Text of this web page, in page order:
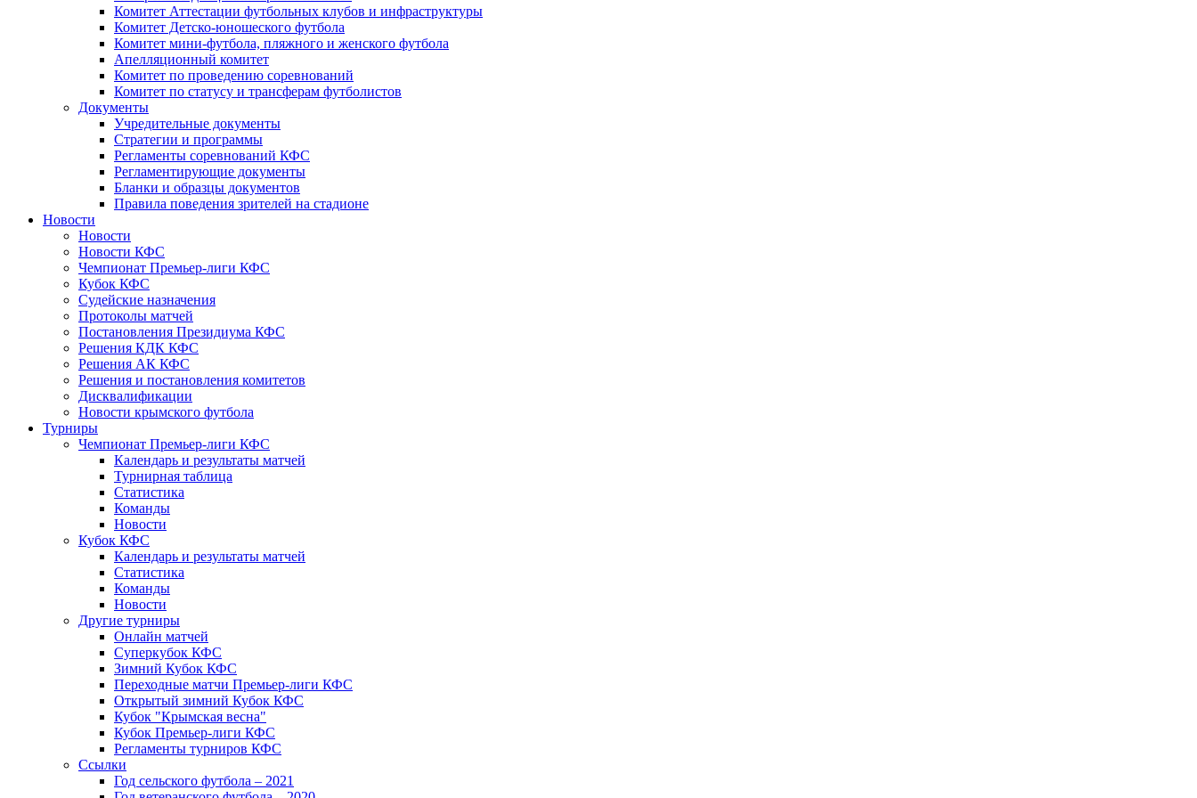
Комитет Аттестации футбольных клубов и инфраструктуры
Комитет Детско-юношеского футбола
Комитет мини-футбола, пляжного и женского футбола
Апелляционный комитет
Комитет по проведению соревнований
Комитет по статусу и трансферам футболистов
Документы
Учредительные документы
Стратегии и программы
Регламенты соревнований КФС
Регламентирующие документы
Бланки и образцы документов
Правила поведения зрителей на стадионе
Новости
Новости
Новости КФС
Чемпионат Премьер-лиги КФС
Кубок КФС
Судейские назначения
Протоколы матчей
Постановления Президиума КФС
Решения КДК КФС
Решения АК КФС
Решения и постановления комитетов
Дисквалификации
Новости крымского футбола
Турниры
Чемпионат Премьер-лиги КФС
Календарь и результаты матчей
Турнирная таблица
Статистика
Команды
Новости
Кубок КФС
Календарь и результаты матчей
Статистика
Команды
Новости
Другие турниры
Онлайн матчей
Суперкубок КФС
Зимний Кубок КФС
Переходные матчи Премьер-лиги КФС
Открытый зимний Кубок КФС
Кубок "Крымская весна"
Кубок Премьер-лиги КФС
Регламенты турниров КФС
Ссылки
Год сельского футбола – 2021